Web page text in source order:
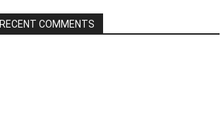
RECENT COMMENTS